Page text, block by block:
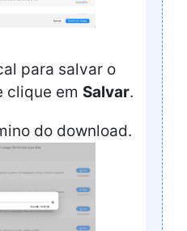
para salvar o
clique em Salvar.
do download.